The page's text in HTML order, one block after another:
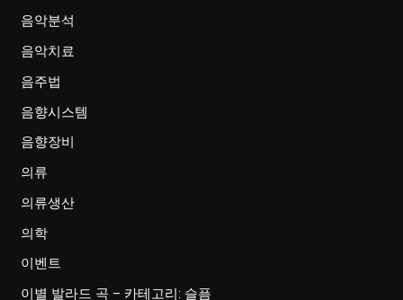
음악분석
음악치료
음주법
음향시스템
음향장비
의류
의류생산
의학
이벤트
이별 발라드 곡 – 카테고리: 슬픔